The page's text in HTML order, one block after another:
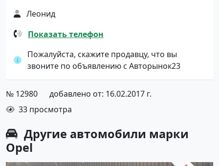
Леонид
Показать телефон
Пожалуйста, скажите продавцу, что вы
звоните по объявлению с Авторынок23
№ 12980
добавлено от: 16.02.2017 г.
33 просмотра
Другие автомобили марки
Opel